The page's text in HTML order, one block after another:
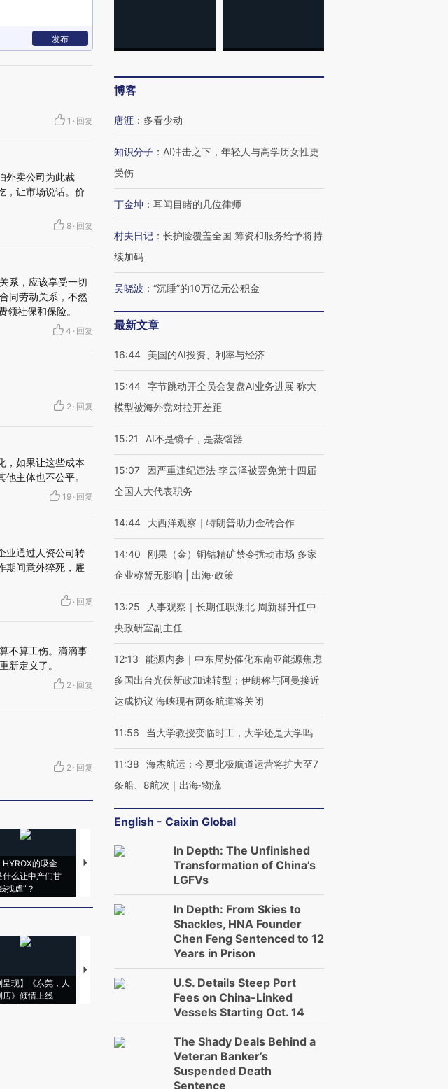
发布
1 · 回复
外卖公司为此裁
，让市场说话。价
8 · 回复
系，应该享受一切
同劳动关系，不然
社保和保险。
4 · 回复
2 · 回复
，如果让这些成本
主体也不公平。
19 · 回复
业通过人资公司转
期间意外猝死，雇
· 回复
不算工伤。滴滴事
新定义了。
2 · 回复
2 · 回复
HYROX的吸金
什么让中产们甘
找虐”？
马航飞行员跨国走私7万
粒摇头丸 尿检体内含3种
视线｜被称为“蟑螂”的印
度Z世代 用街头抗争将教
视线｜“入侵”还是“人道危
呈现】《东莞，人
店》倾情上线
【推广】走进第四届链博
会，让数智科技“链”接产
【特别呈现】寻找100种
有意思的生活方式·第三对
【商旅对话】华住集团
博客
唐涯 ： 多看少动
知识分子 ： AI冲击之下，年轻人与高学历女性更
受伤
丁金坤 ： 耳闻目睹的几位律师
村夫日记 ： 长护险覆盖全国 筹资和服务给予将持
续加码
吴晓波 ： “沉睡”的10万亿元公积金
最新文章
16:44 美国的AI投资、利率与经济
15:44 字节跳动开全员会复盘AI业务进展 称大
模型被海外竞对拉开差距
15:21 AI不是镜子，是蒸馏器
15:07
因严重违纪违法 李云泽被罢免第十四届
全国人大代表职务
14:44 大西洋观察｜特朗普助力金砖合作
14:40
刚果（金）铜钴精矿禁令扰动市场 多家
企业称暂无影响 | 出海·政策
13:25
人事观察｜长期任职湖北 周新群升任中
央政研室副主任
12:13
能源内参｜中东局势催化东南亚能源焦虑
多国出台光伏新政加速转型；伊朗称与阿曼接近
达成协议 海峡现有两条航道将关闭
11:56 当大学教授变临时工，大学还是大学吗
11:38
海杰航运：今夏北极航道运营将扩大至7
条船、8航次｜出海·物流
English - Caixin Global
In Depth: The Unfinished
Transformation of China’s
LGFVs
In Depth: From Skies to
Shackles, HNA Founder
Chen Feng Sentenced to 12
Years in Prison
U.S. Details Steep Port
Fees on China-Linked
Vessels Starting Oct. 14
The Shady Deals Behind a
Veteran Banker’s
Suspended Death
Sentence